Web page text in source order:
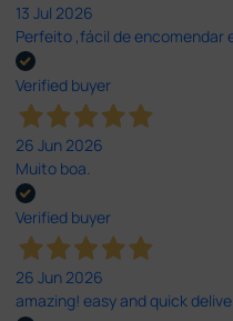
13 Jul 2026
Perfeito ,fácil de encomendar
Verified buyer
26 Jun 2026
Muito boa.
Verified buyer
26 Jun 2026
amazing! easy and quick